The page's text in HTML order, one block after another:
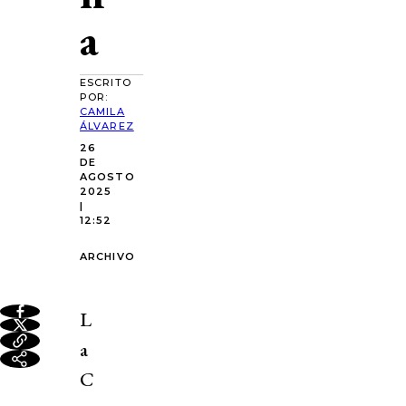
a
ESCRITO
POR:
CAMILA
ÁLVAREZ
26
DE
AGOSTO
2025
|
12:52
ARCHIVO
L
a
C